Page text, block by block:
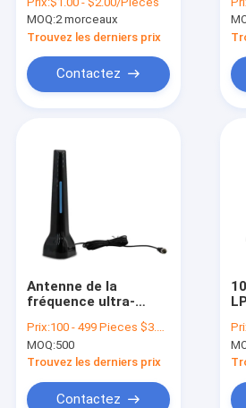
câble d'antenne de S
mA
MOQ:2 morceaux
Trouvez les derniers prix
Contactez
Antenne de la
fréquence ultra-
TV de câble coaxial
de polarisation
linéaire de 120
High Gain TV
Prix:100 - 499 Pieces $3.10 500 - 999 Pieces $2.90 1000 - 2999 Pieces $2.70 >=3000 Pieces $2.50
MOQ:500
Trouvez les derniers prix
Contactez